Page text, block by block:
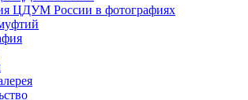
ЦДУМ России в фотографиях